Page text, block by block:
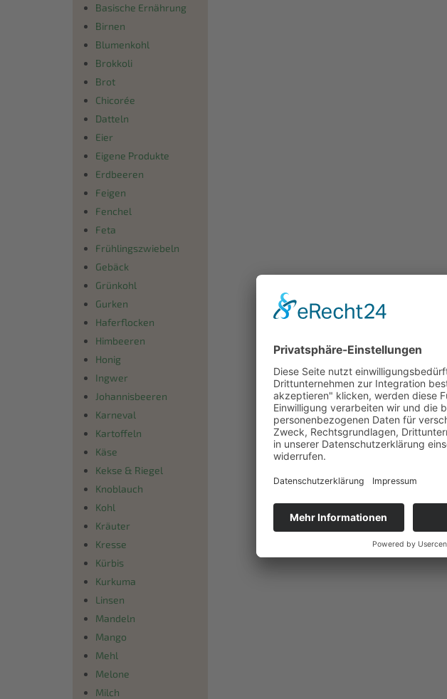
Basische Ernährung
Birnen
Blumenkohl
Brokkoli
Brot
Chicorée
Datteln
Eier
Eigene Produkte
Erdbeeren
Feigen
Fenchel
Feta
Frühlingszwiebeln
Gebäck
Grünkohl
Gurken
Haferflocken
Himbeeren
Honig
Ingwer
Johannisbeeren
Karneval
Kartoffeln
Käse
Kekse & Riegel
Knoblauch
Kohl
Kräuter
Kresse
Kürbis
Kurkuma
Linsen
Mandeln
Mango
Mehl
Melone
Milch